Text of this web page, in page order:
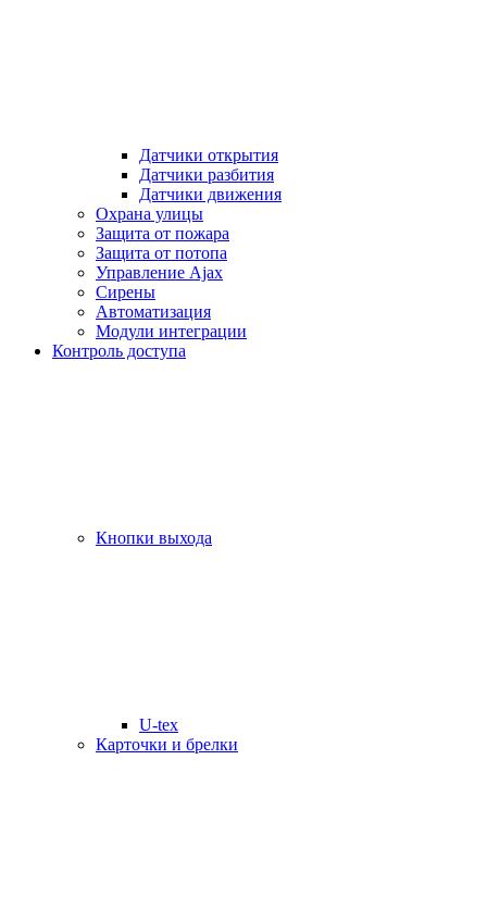
Датчики открытия
Датчики разбития
Датчики движения
Охрана улицы
Защита от пожара
Защита от потопа
Управление Ajax
Сирены
Автоматизация
Модули интеграции
Контроль доступа
Кнопки выхода
U-tex
Карточки и брелки